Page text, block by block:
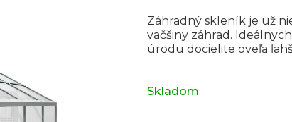
Skladom
Záhradný skleník je už
väčšiny záhrad.
úrodu docielite oveľa